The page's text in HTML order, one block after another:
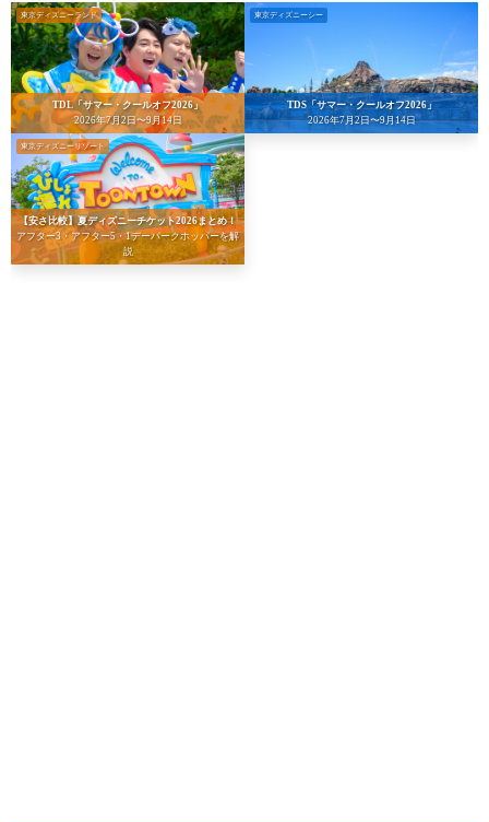
東京ディズニーランド
TDL「サマー・クールオフ2026」
2026年7月2日〜9月14日
東京ディズニーシー
TDS「サマー・クールオフ2026」
2026年7月2日〜9月14日
東京ディズニーリゾート
【安さ比較】夏ディズニーチケット2026まとめ！
アフター3・アフター5・1デーパークホッパーを解
説